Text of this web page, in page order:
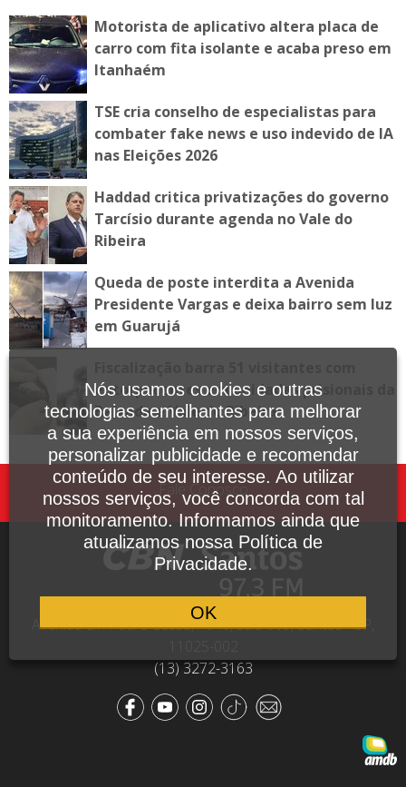
Motorista de aplicativo altera placa de
carro com fita isolante e acaba preso em
Itanhaém
TSE cria conselho de especialistas para
combater fake news e uso indevido de IA
nas Eleições 2026
Haddad critica privatizações do governo
Tarcísio durante agenda no Vale do
Ribeira
Queda de poste interdita a Avenida
Presidente Vargas e deixa bairro sem luz
em Guarujá
entorpecentes em unidades prisionais da
Baixada e Vale do Ribeira
Fale Conosco
Avenida Dr. Pedro Lessa, 1640, sala 809, Santos - SP,
(13) 3272-3163
Nós usamos cookies e outras
tecnologias semelhantes para melhorar
a sua experiência em nossos serviços,
personalizar publicidade e recomendar
conteúdo de seu interesse. Ao utilizar
nossos serviços, você concorda com tal
monitoramento. Informamos ainda que
atualizamos nossa Política de
Privacidade.
OK